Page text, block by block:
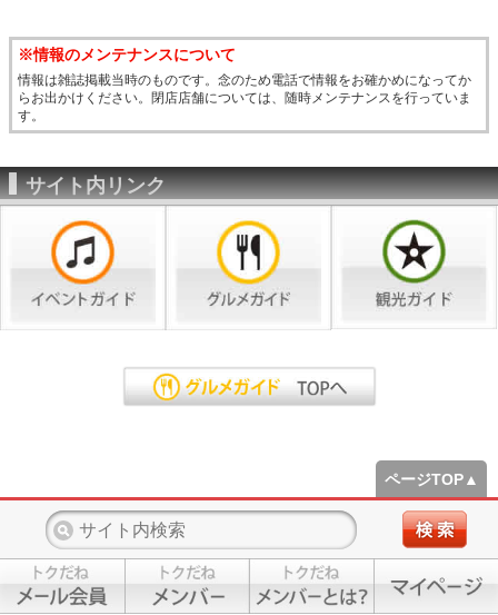
※情報のメンテナンスについて
情報は雑誌掲載当時のものです。念のため電話で情報をお確かめになってか
らお出かけください。閉店店舗については、随時メンテナンスを行っていま
す。
サイト内リンク
ページTOP▲